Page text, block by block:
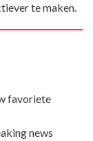
te maken.
favoriete
news